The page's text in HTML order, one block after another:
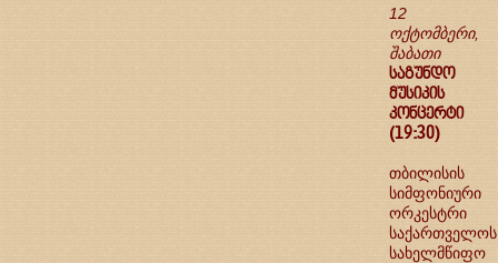
12
ოქტომბერი,
შაბათი
საგუნდო
მუსიკის
კონცერტი
(19:30)
თბილისის
სიმფონიური
ორკესტრი
საქართველოს
სახელმწიფო